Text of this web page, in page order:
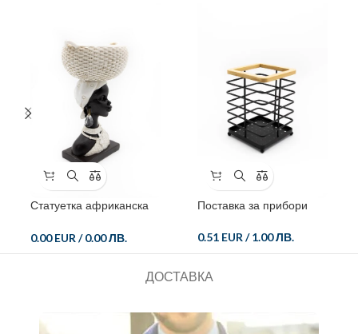
Статуетка африканска
0.00 EUR /0.00 ЛВ.
Поставка за прибори
0.51 EUR /1.00 ЛВ.
ДОСТАВКА